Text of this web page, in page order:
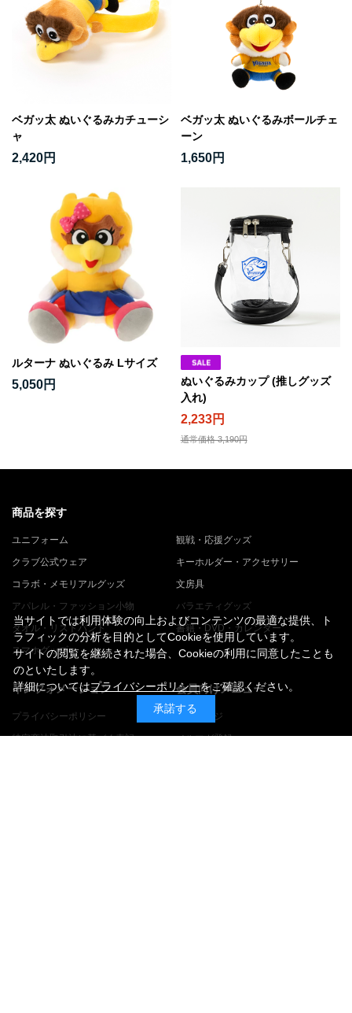
ベガッ太 ぬいぐるみカチューシ
ャ
2,420円
ベガッ太 ぬいぐるみボールチェ
ーン
1,650円
ルターナ ぬいぐるみ Lサイズ
5,050円
ぬいぐるみカップ (推しグッズ
入れ)
2,233円
通常価格 3,190円
商品を探す
ユニフォーム
観戦・応援グッズ
クラブ公式ウェア
キーホルダー・アクセサリー
コラボ・メモリアルグッズ
文房具
アパレル・ファッション小物
バラエティグッズ
タオル・リストバンド
書籍・DVD・カレンダー
スマホグッズ
インフォメーション
プライバシーポリシー
特定商法取引法に基づく表記
会員向けメニュー
マイページ
メルマガ登録
当サイトでは利用体験の向上およびコンテンツの最適な提供、ト
ラフィックの分析を目的としてCookieを使用しています。
サイトの閲覧を継続された場合、Cookieの利用に同意したことも
のといたします。
詳細についてはプライバシーポリシーをご確認ください。
承諾する